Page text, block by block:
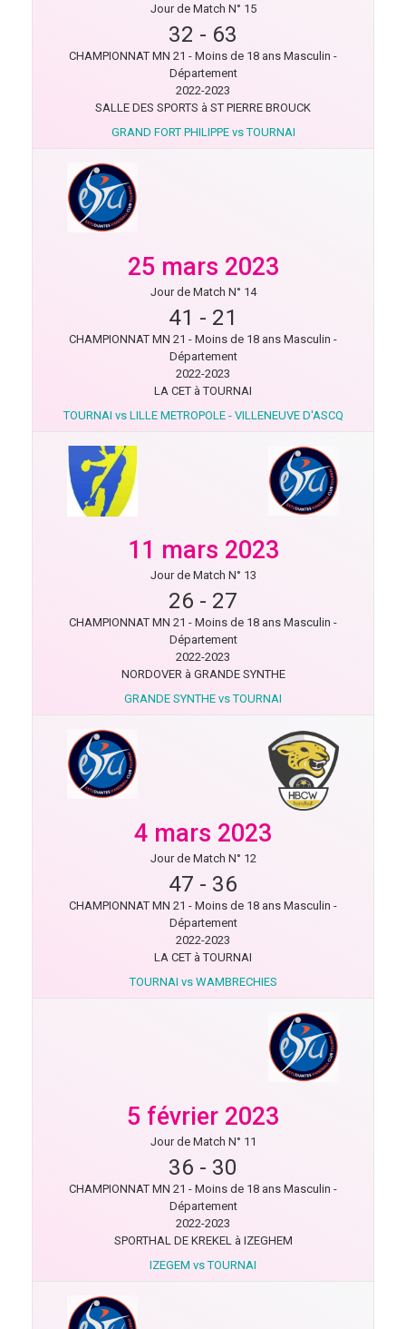
Jour de Match N° 15
32 - 63
CHAMPIONNAT MN 21 - Moins de 18 ans Masculin -
Département
2022-2023
SALLE DES SPORTS à ST PIERRE BROUCK
GRAND FORT PHILIPPE vs TOURNAI
25 mars 2023
Jour de Match N° 14
41 - 21
CHAMPIONNAT MN 21 - Moins de 18 ans Masculin -
Département
2022-2023
LA CET à TOURNAI
TOURNAI vs LILLE METROPOLE - VILLENEUVE D'ASCQ
11 mars 2023
Jour de Match N° 13
26 - 27
CHAMPIONNAT MN 21 - Moins de 18 ans Masculin -
Département
2022-2023
NORDOVER à GRANDE SYNTHE
GRANDE SYNTHE vs TOURNAI
4 mars 2023
Jour de Match N° 12
47 - 36
CHAMPIONNAT MN 21 - Moins de 18 ans Masculin -
Département
2022-2023
LA CET à TOURNAI
TOURNAI vs WAMBRECHIES
5 février 2023
Jour de Match N° 11
36 - 30
CHAMPIONNAT MN 21 - Moins de 18 ans Masculin -
Département
2022-2023
SPORTHAL DE KREKEL à IZEGHEM
IZEGEM vs TOURNAI